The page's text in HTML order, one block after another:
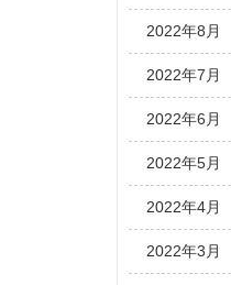
2022年8月
2022年7月
2022年6月
2022年5月
2022年4月
2022年3月